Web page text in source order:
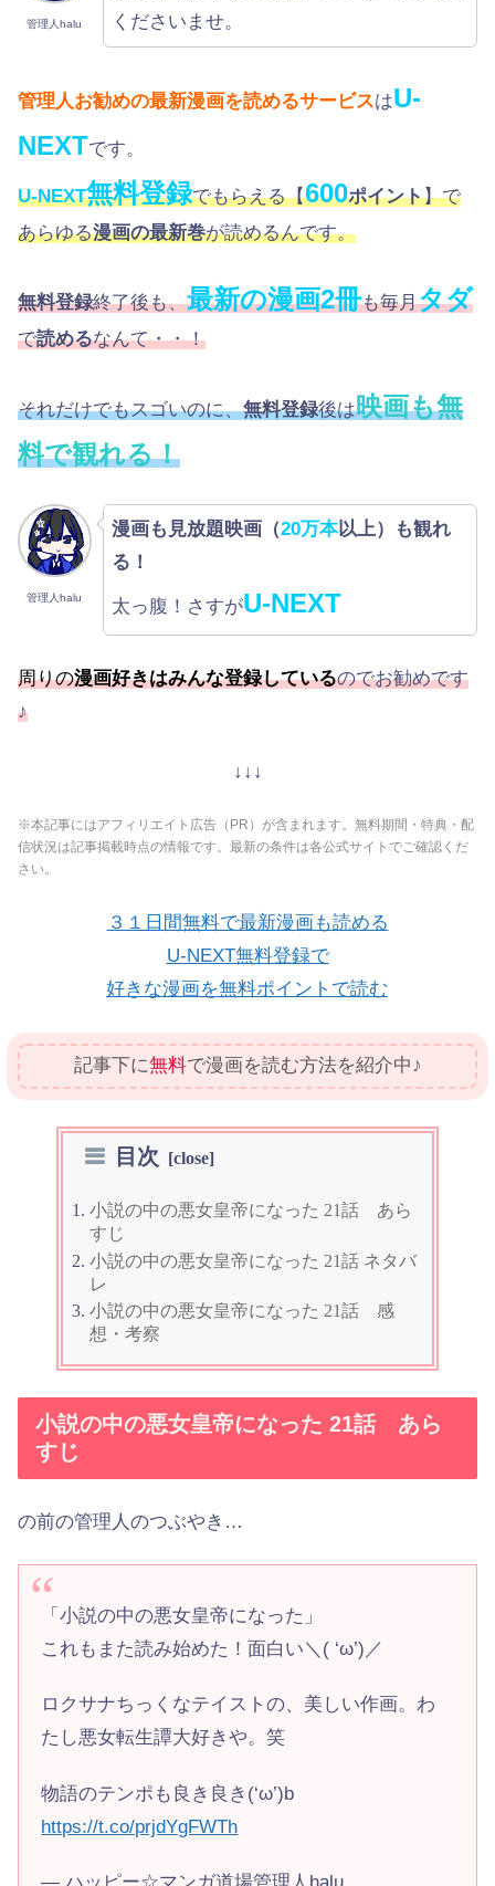
管理人halu
くださいませ。
管理人お勧めの最新漫画を読めるサービスはU-
NEXTです。
U-NEXT無料登録でもらえる【600ポイント】で
あらゆる漫画の最新巻が読めるんです。
無料登録終了後も、最新の漫画2冊も毎月タダ
で読めるなんて・・！
それだけでもスゴいのに、無料登録後は映画も無
料で観れる！
管理人halu
漫画も見放題映画（20万本以上）も観れ
る！
太っ腹！さすがU-NEXT
周りの漫画好きはみんな登録しているのでお勧めです
♪
↓↓↓
※本記事にはアフィリエイト広告（PR）が含まれます。無料期間・特典・配
信状況は記事掲載時点の情報です。最新の条件は各公式サイトでご確認くだ
さい。
３１日間無料で最新漫画も読める
U-NEXT無料登録で
好きな漫画を無料ポイントで読む
記事下に無料で漫画を読む方法を紹介中♪
目次
小説の中の悪女皇帝になった 21話 あら
すじ
小説の中の悪女皇帝になった 21話 ネタバ
レ
小説の中の悪女皇帝になった 21話 感
想・考察
小説の中の悪女皇帝になった 21話 あら
すじ
の前の管理人のつぶやき…
「小説の中の悪女皇帝になった」
これもまた読み始めた！面白い＼( ‘ω’)／
ロクサナちっくなテイストの、美しい作画。わ
たし悪女転生譚大好きや。笑
物語のテンポも良き良き(‘ω’)b
https://t.co/prjdYgFWTh